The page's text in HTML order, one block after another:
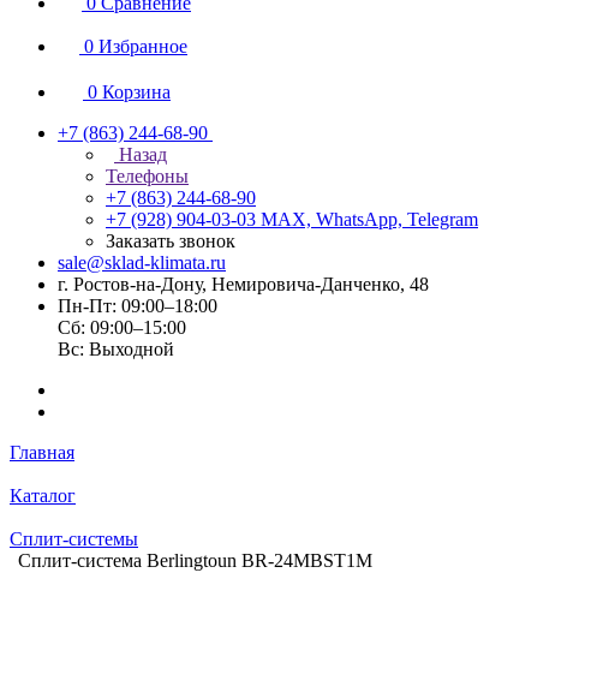
0 Избранное
0 Корзина
+7 (863) 244-68-90
Назад
Телефоны
+7 (863) 244-68-90
+7 (928) 904-03-03 MAX, WhatsApp, Telegram
Заказать звонок
sale@sklad-klimata.ru
г. Ростов-на-Дону, Немировича-Данченко, 48
Пн-Пт: 09:00–18:00
Сб: 09:00–15:00
Вс: Выходной
Главная
Каталог
Сплит-системы
Сплит-система Berlingtoun BR-24MBST1M